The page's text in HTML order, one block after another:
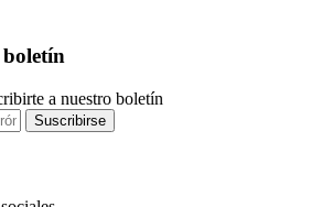
boletín
a nuestro boletín
Suscribirse